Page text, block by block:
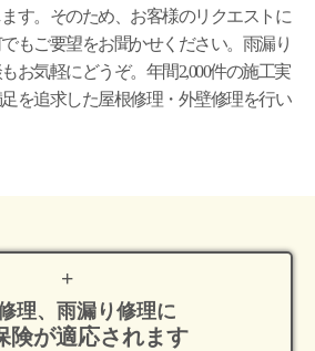
す。そのため、お客様のリクエストに
もご要望をお聞かせください。雨漏り
お気軽にどうぞ。年間2,000件の施工実
を追求した屋根修理・外壁修理を行い
理、雨漏り修理に
険が適応されます